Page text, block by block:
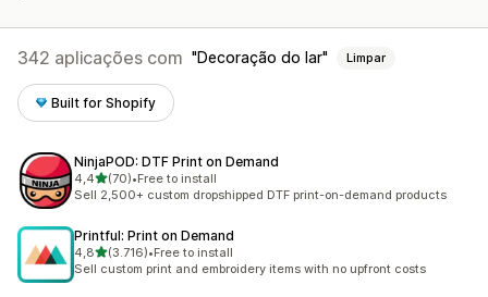
342 aplicações com Decoração do lar Limpar
Built for Shopify
NinjaPOD: DTF Print on Demand
4,4de 5 estrelas
(70)
70 total de avaliações
•Free to install
Sell 2,500+ custom dropshipped DTF print-on-demand products
Printful: Print on Demand
4,8de 5 estrelas
(3.716)
3716 total de avaliações
•Free to install
Sell custom print and embroidery items with no upfront costs